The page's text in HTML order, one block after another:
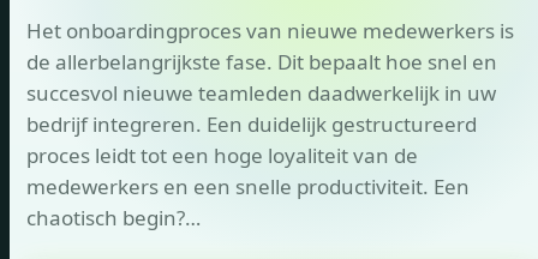
Het onboardingproces van nieuwe medewerkers is
de allerbelangrijkste fase. Dit bepaalt hoe snel en
succesvol nieuwe teamleden daadwerkelijk in uw
bedrijf integreren. Een duidelijk gestructureerd
proces leidt tot een hoge loyaliteit van de
medewerkers en een snelle productiviteit. Een
chaotisch begin?…